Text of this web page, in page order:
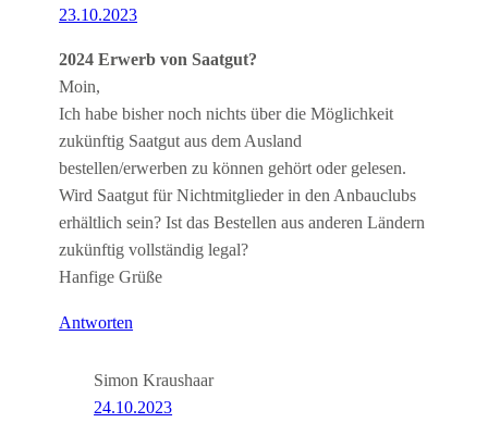
23.10.2023
2024 Erwerb von Saatgut?
Moin,
Ich habe bisher noch nichts über die Möglichkeit
zukünftig Saatgut aus dem Ausland
bestellen/erwerben zu können gehört oder gelesen.
Wird Saatgut für Nichtmitglieder in den Anbauclubs
erhältlich sein? Ist das Bestellen aus anderen Ländern
zukünftig vollständig legal?
Hanfige Grüße
Antworten
Simon Kraushaar
24.10.2023